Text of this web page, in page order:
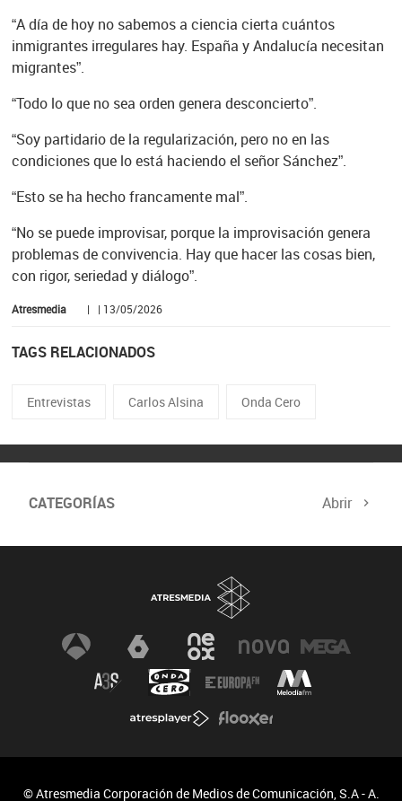
“A día de hoy no sabemos a ciencia cierta cuántos
inmigrantes irregulares hay. España y Andalucía necesitan
migrantes”.
“Todo lo que no sea orden genera desconcierto”.
“Soy partidario de la regularización, pero no en las
condiciones que lo está haciendo el señor Sánchez”.
“Esto se ha hecho francamente mal”.
“No se puede improvisar, porque la improvisación genera
problemas de convivencia. Hay que hacer las cosas bien,
con rigor, seriedad y diálogo”.
Atresmedia | | 13/05/2026
TAGS RELACIONADOS
Entrevistas Carlos Alsina Onda Cero
CATEGORÍAS Abrir
© Atresmedia Corporación de Medios de Comunicación, S.A - A.